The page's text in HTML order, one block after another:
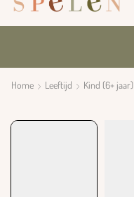
Home Leeftijd Kind (6+ jaar)